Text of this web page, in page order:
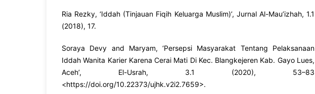
Ria Rezky, ‘Iddah (Tinjauan Fiqih Keluarga Muslim)’, Jurnal Al-Mau’izhah, 1.1
(2018), 17.
Soraya Devy and Maryam, ‘Persepsi Masyarakat Tentang Pelaksanaan
Iddah Wanita Karier Karena Cerai Mati Di Kec. Blangkejeren Kab. Gayo Lues,
Aceh’, El-Usrah, 3.1 (2020), 53–83
<https://doi.org/10.22373/ujhk.v2i2.7659>.